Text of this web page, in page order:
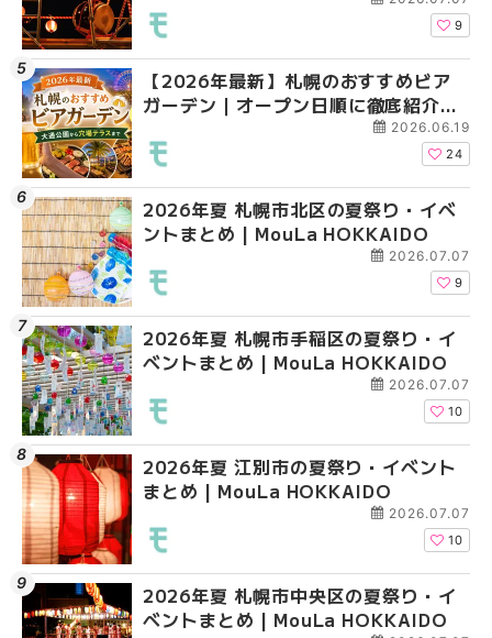
9
【2026年最新】札幌のおすすめビア
ガーデン｜オープン日順に徹底紹介！
大通公園から穴場テラスまで | MouLa
HOKKAIDO
2026.06.19
24
2026年夏 札幌市北区の夏祭り・イベ
ントまとめ | MouLa HOKKAIDO
2026.07.07
9
2026年夏 札幌市手稲区の夏祭り・イ
ベントまとめ | MouLa HOKKAIDO
2026.07.07
10
2026年夏 江別市の夏祭り・イベント
まとめ | MouLa HOKKAIDO
2026.07.07
10
2026年夏 札幌市中央区の夏祭り・イ
ベントまとめ | MouLa HOKKAIDO
2026年夏 札幌市北区
ントまとめ | MouLa
2026年夏 札幌市清田
ベントまとめ |
2026年夏 札幌市豊平
ベントまとめ |
2026年夏 札幌市南区
ントまとめ | MouLa
2026年夏 札幌市中央
ベントまとめ |
2026年夏 札幌市手稲
ベントまとめ |
2026年夏 札幌市清田
ベントまとめ |
札幌の麻辣湯（マーラ
め専門店6選！本場の
新店まで徹底比較 |
2026年夏 札幌市豊平
ベントまとめ |
【新千歳空港】新カー
業。「SUPER